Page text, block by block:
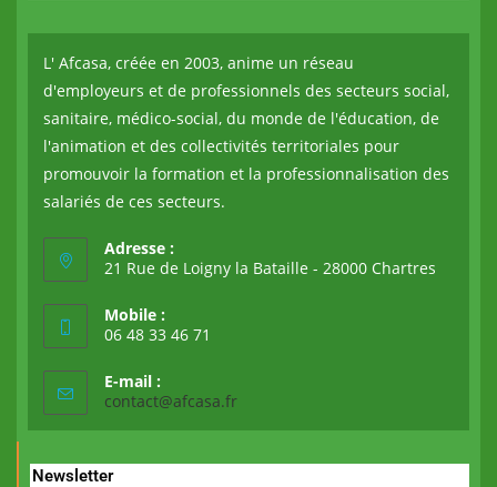
L' Afcasa, créée en 2003, anime un réseau
d'employeurs et de professionnels des secteurs social,
sanitaire, médico-social, du monde de l'éducation, de
l'animation et des collectivités territoriales pour
promouvoir la formation et la professionnalisation des
salariés de ces secteurs.
Adresse :
21 Rue de Loigny la Bataille - 28000 Chartres
Mobile :
06 48 33 46 71
E-mail :
contact@afcasa.fr
Newsletter